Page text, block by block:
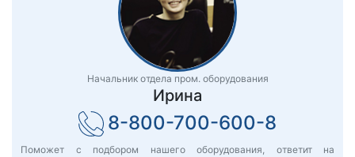
Начальник отдела пром. оборудования
Ирина
8-800-700-600-8
Поможет с подбором нашего оборудования, ответит на